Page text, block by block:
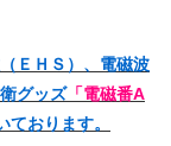
ＥＨＳ）、電磁波
グッズ「電磁番A
おります。